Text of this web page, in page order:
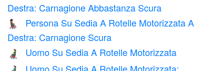
Destra: Carnagione Abbastanza Scura
🧑🏿‍🦼‍➡️
Persona Su Sedia A Rotelle Motorizzata A
Destra: Carnagione Scura
👨‍🦼 Uomo Su Sedia A Rotelle Motorizzata